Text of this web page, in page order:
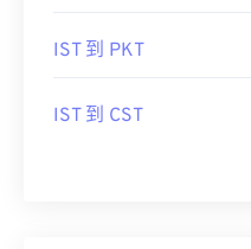
IST 到 PKT
IST 到 CST